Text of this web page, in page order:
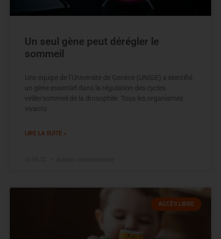
Un seul gène peut dérégler le
sommeil
Une équipe de l’Université de Genève (UNIGE) a identifié
un gène essentiel dans la régulation des cycles
veille/sommeil de la drosophile. Tous les organismes
vivants
LIRE LA SUITE »
ACCÈS LIBRE